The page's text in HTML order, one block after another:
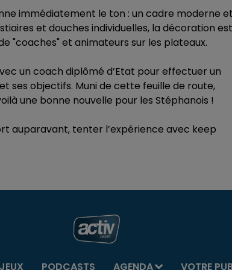
immédiatement le ton : un cadre moderne et
et douches individuelles, la décoration est
"coaches" et animateurs sur les plateaux.
un coach diplômé d’Etat pour effectuer un
ses objectifs. Muni de cette feuille de route,
une bonne nouvelle pour les Stéphanois !
auparavant, tenter l’expérience avec keep
JEUX PODCASTS AGENDA VOTRE